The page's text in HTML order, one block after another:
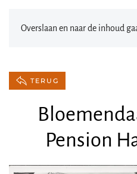
Overslaan en naar de inhoud
TERUG
Pension